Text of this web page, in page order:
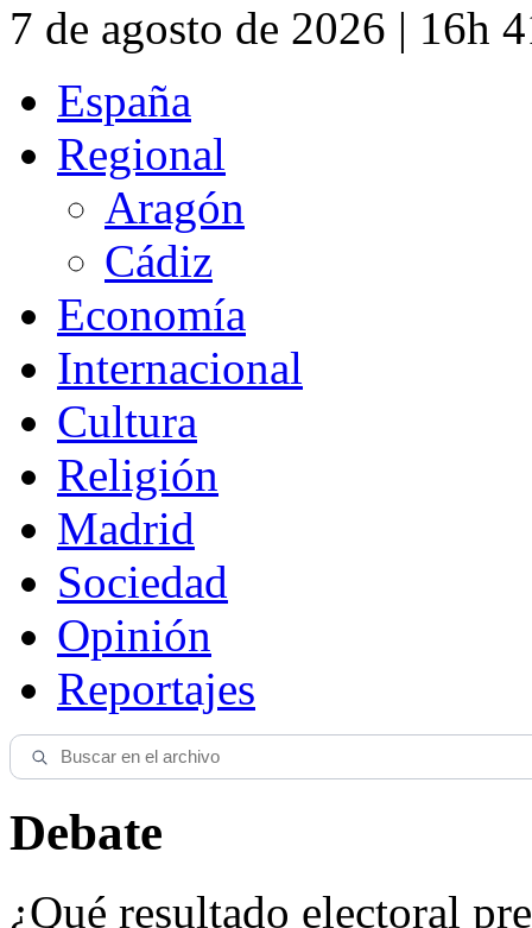
7 de agosto de 2026 | 16h
España
Regional
Aragón
Cádiz
Economía
Internacional
Cultura
Religión
Madrid
Sociedad
Opinión
Reportajes
Debate
¿Qué resultado electoral